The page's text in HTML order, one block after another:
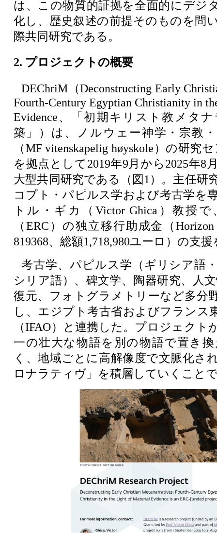
は、この物質的証拠を全面的にデジ
化し、歴史叙述の前提そのものを問
際共同研究である。
2. プロジェクトの概要
DEChriM（Deconstructing Early
Fourth-Century Egyptian Christianity in
Evidence、「初期キリスト教メタ
築」）は、ノルウェー神学・宗教
（MF vitenskapelig høyskole）の研究
を拠点として2019年9月から2025年8
大型共同研究である（図1）。主任研
コプト・パピルス学および考古学を
トル・ギカ（Victor Ghica）教授
（ERC）の独立移行助成金（
819368、総額1,718,980ユーロ）の支
考古学、パピルス学（ギリシア語
シリア語）、碑文学、陶器研究、人
復元、フォトグラメトリーなど多分
し、エジプト考古省およびフランス
（IFAO）と連携した。プロジェクト
一の壮大な物語を別の物語で置き
く、地域ごとに高解像度で文脈化さ
ロナラティヴ」を積層していくこと